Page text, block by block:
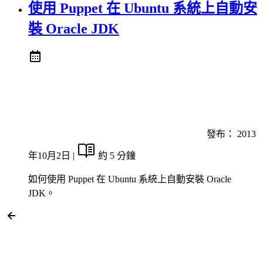
使用 Puppet 在 Ubuntu 系統上自動安
裝 Oracle JDK
發布： 2013
年10月2日 | 約 5 分鐘
如何使用 Puppet 在 Ubuntu 系統上自動安裝 Oracle
JDK。